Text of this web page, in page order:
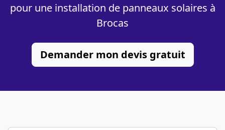
pour une installation de panneaux solaires à
Brocas
Demander mon devis gratuit